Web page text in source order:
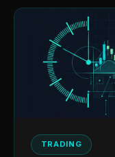
TRADING